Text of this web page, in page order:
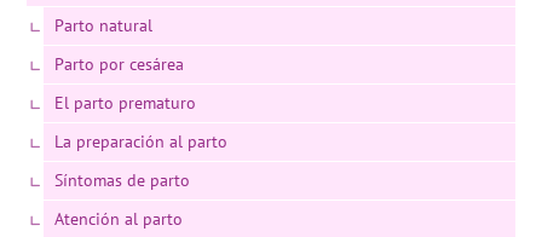
Parto natural
Parto por cesárea
El parto prematuro
La preparación al parto
Síntomas de parto
Atención al parto